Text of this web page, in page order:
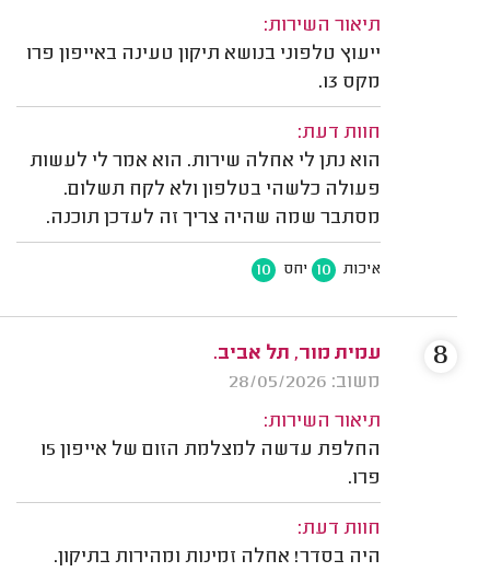
תיאור השירות:
ייעוץ טלפוני בנושא תיקון טעינה באייפון פרו
מקס 13.
חוות דעת:
הוא נתן לי אחלה שירות. הוא אמר לי לעשות
פעולה כלשהי בטלפון ולא לקח תשלום.
מסתבר שמה שהיה צריך זה לעדכן תוכנה.
איכות 10 יחס 10
עמית מור, תל אביב.
משוב: 28/05/2026
תיאור השירות:
החלפת עדשה למצלמת הזום של אייפון 15
פרו.
חוות דעת:
היה בסדר! אחלה זמינות ומהירות בתיקון.
8